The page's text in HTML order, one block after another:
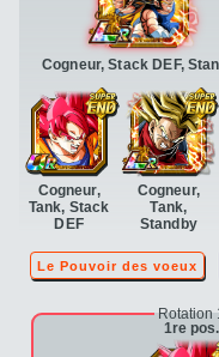
Cogneur, Stack DEF,
Cogneur,
Tank, Stack
DEF
Cogneur,
Tank,
Standby
Le Pouvoir des voeux
Rotation
1re pos.